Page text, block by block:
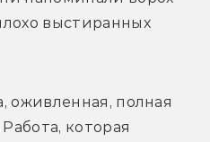
выстиранных
оживленная, полная
которая